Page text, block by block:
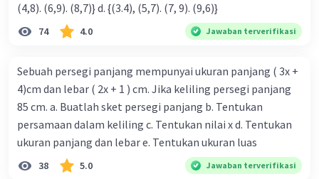
(4,8). (6,9). (8,7)} d. {(3.4), (5,7). (7, 9). (9,6)}
74 4.0 Jawaban terverifikasi
Sebuah persegi panjang mempunyai ukuran panjang ( 3x +
4)cm dan lebar ( 2x + 1 ) cm. Jika keliling persegi panjang
85 cm. a. Buatlah sket persegi panjang b. Tentukan
persamaan dalam keliling c. Tentukan nilai x d. Tentukan
ukuran panjang dan lebar e. Tentukan ukuran luas
38 5.0 Jawaban terverifikasi